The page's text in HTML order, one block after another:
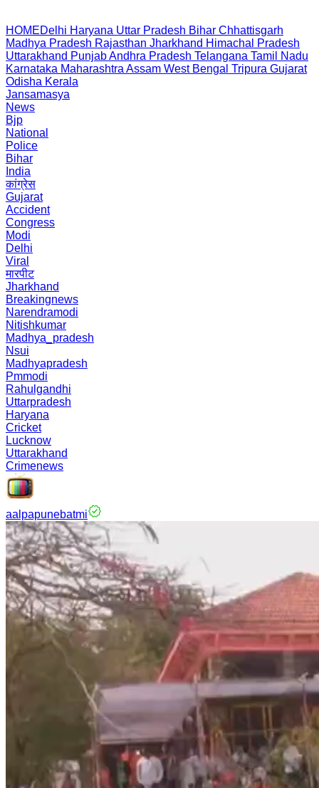
HOMEDelhi Haryana Uttar Pradesh Bihar Chhattisgarh
Madhya Pradesh Rajasthan Jharkhand Himachal Pradesh
Uttarakhand PunjabAndhra Pradesh Telangana Tamil Nadu
Karnataka Maharashtra Assam West Bengal Tripura Gujarat
Odisha Kerala
Jansamasya
News
Bjp
National
Police
Bihar
India
कांग्रेस
Gujarat
Accident
Congress
Modi
Delhi
Viral
मारपीट
Jharkhand
Breakingnews
Narendramodi
Nitishkumar
Madhya_pradesh
Nsui
Madhyapradesh
Pmmodi
Rahulgandhi
Uttarpradesh
Haryana
Cricket
Lucknow
Uttarakhand
Crimenews
aalpapunebatmi